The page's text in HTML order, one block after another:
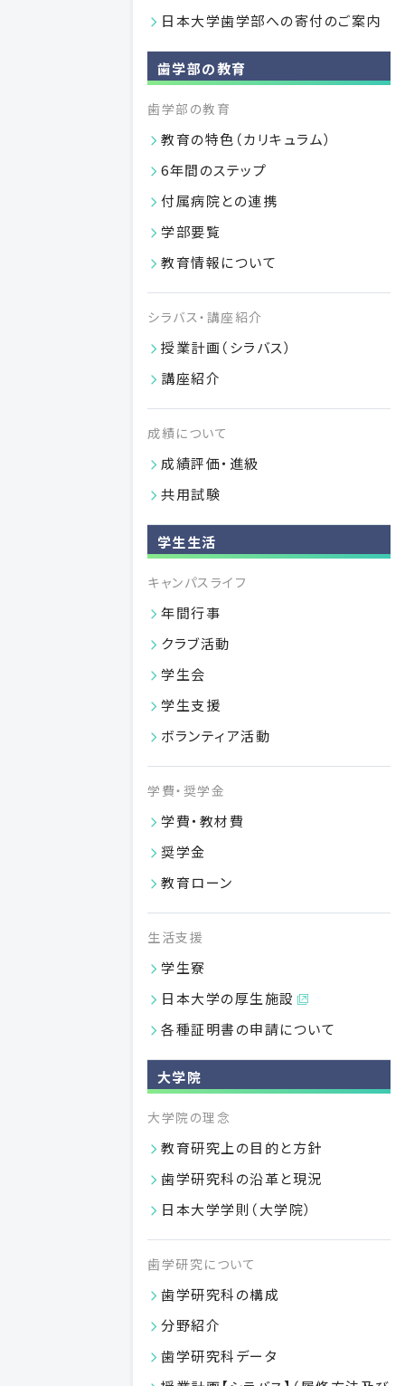
日本大学歯学部への寄付のご案内
歯学部の教育
歯学部の教育
教育の特色（カリキュラム）
6年間のステップ
付属病院との連携
学部要覧
教育情報について
シラバス・講座紹介
授業計画（シラバス）
講座紹介
成績について
成績評価・進級
共用試験
学生生活
キャンパスライフ
年間行事
クラブ活動
学生会
学生支援
ボランティア活動
学費・奨学金
学費・教材費
奨学金
教育ローン
生活支援
学生寮
日本大学の厚生施設
各種証明書の申請について
大学院
大学院の理念
教育研究上の目的と方針
歯学研究科の沿革と現況
日本大学学則（大学院）
歯学研究について
歯学研究科の構成
分野紹介
歯学研究科データ
学部長への意見フォーム
学部長が学生の皆さんの御意見・御要望をお伺いします。
日本大学歯学部への寄付のご案内
付属施設
歯科病院
歯科衛生専門学校
総合歯学研究所
卒業生の方 研究者の方